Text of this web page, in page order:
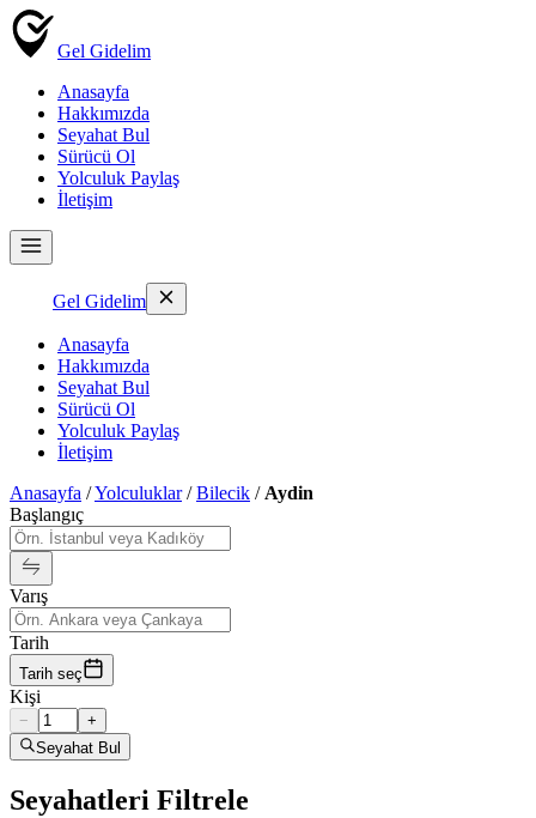
Gel Gidelim
Anasayfa
Hakkımızda
Seyahat Bul
Sürücü Ol
Yolculuk Paylaş
İletişim
Gel Gidelim
Anasayfa
Hakkımızda
Seyahat Bul
Sürücü Ol
Yolculuk Paylaş
İletişim
Anasayfa /Yolculuklar/Bilecik / Aydin
Başlangıç
Varış
Tarih
Tarih seç
Kişi
−
+
Seyahat Bul
Seyahatleri Filtrele